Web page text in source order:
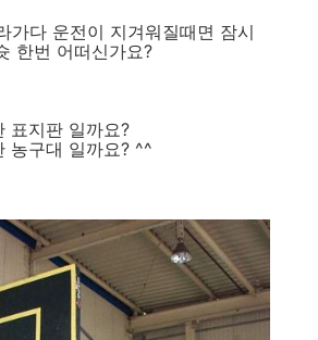
가다 운전이 지겨워질때면 잠시
한번 어떠신가요?
표지판 일까요?
농구대 일까요? ^^